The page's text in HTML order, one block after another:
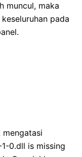
muncul, maka
pada
0.dll is missing